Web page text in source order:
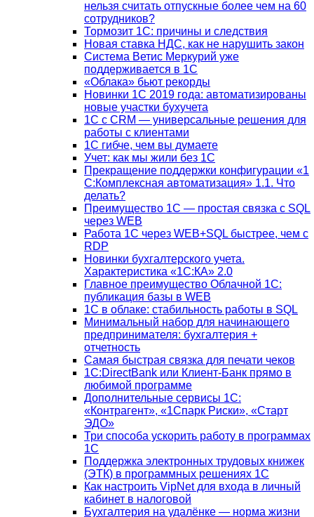
нельзя считать отпускные более чем на 60
сотрудников?
Тормозит 1C: причины и следствия
Новая ставка НДС, как не нарушить закон
Система Ветис Меркурий уже
поддерживается в 1С
«Облака» бьют рекорды
Новинки 1С 2019 года: автоматизированы
новые участки бухучета
1С с CRM — универсальные решения для
работы с клиентами
1С гибче, чем вы думаете
Учет: как мы жили без 1С
Прекращение поддержки конфигурации «1
С:Комплексная автоматизация» 1.1. Что
делать?
Преимущество 1С — простая связка с SQL
через WEB
Работа 1С через WEB+SQL быстрее, чем с
RDP
Новинки бухгалтерского учета.
Характеристика «1С:КА» 2.0
Главное преимущество Облачной 1С:
публикация базы в WEB
1С в облаке: стабильность работы в SQL
Минимальный набор для начинающего
предпринимателя: бухгалтерия +
отчетность
Самая быстрая связка для печати чеков
1С:DirectBank или Клиент-Банк прямо в
любимой программе
Дополнительные сервисы 1С:
«Контрагент», «1Спарк Риски», «Старт
ЭДО»
Три способа ускорить работу в программах
1С
Поддержка электронных трудовых книжек
(ЭТК) в программных решениях 1С
Как настроить VipNet для входа в личный
кабинет в налоговой
Бухгалтерия на удалёнке — норма жизни